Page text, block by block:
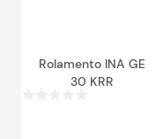
Rolamento INA GE
30 KRR